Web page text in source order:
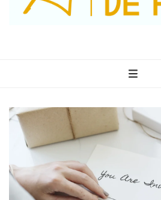
Fun ?